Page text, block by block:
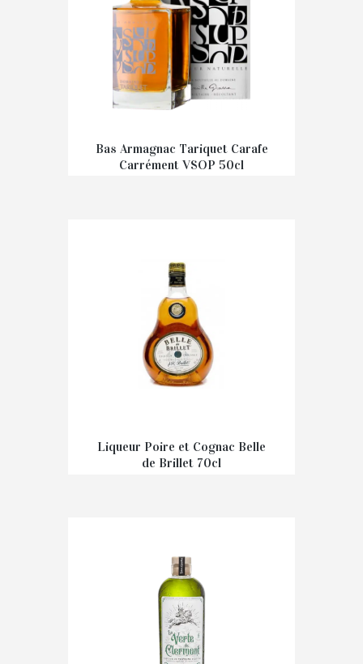
Bas Armagnac Tariquet Carafe
Carrément VSOP 50cl
Liqueur Poire et Cognac Belle
de Brillet 70cl